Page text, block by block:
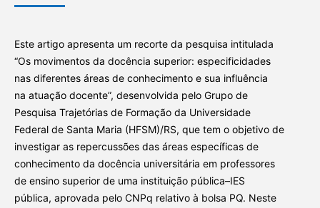
Este artigo apresenta um recorte da pesquisa intitulada
“Os movimentos da docência superior: especificidades
nas diferentes áreas de conhecimento e sua influência
na atuação docente”, desenvolvida pelo Grupo de
Pesquisa Trajetórias de Formação da Universidade
Federal de Santa Maria (HFSM)/RS, que tem o objetivo de
investigar as repercussões das áreas específicas de
conhecimento da docência universitária em professores
de ensino superior de uma instituição pública–IES
pública, aprovada pelo CNPq relativo à bolsa PQ. Neste